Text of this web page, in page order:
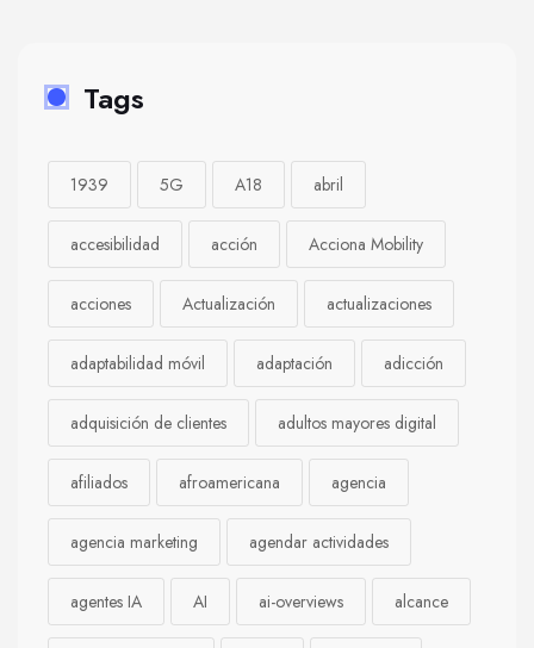
Tags
1939 5G A18 abril
accesibilidad acción Acciona Mobility
acciones Actualización actualizaciones
adaptabilidad móvil adaptación adicción
adquisición de clientes adultos mayores digital
afiliados afroamericana agencia
agencia marketing agendar actividades
agentes IA AI ai-overviews alcance